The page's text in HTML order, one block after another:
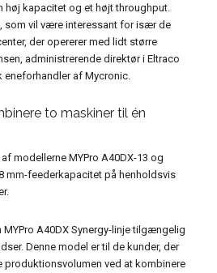
høj kapacitet og et højt throughput.
som vil være interessant for især de
der opererer med lidt større
administrerende direktør i Eltraco
af Mycronic.
to maskiner til én
modellerne MYPro A40DX-13 og
mm-feederkapacitet på henholdsvis
A40DX Synergy-linje tilgængelig
Denne model er til de kunder, der
produktionsvolumen ved at kombinere